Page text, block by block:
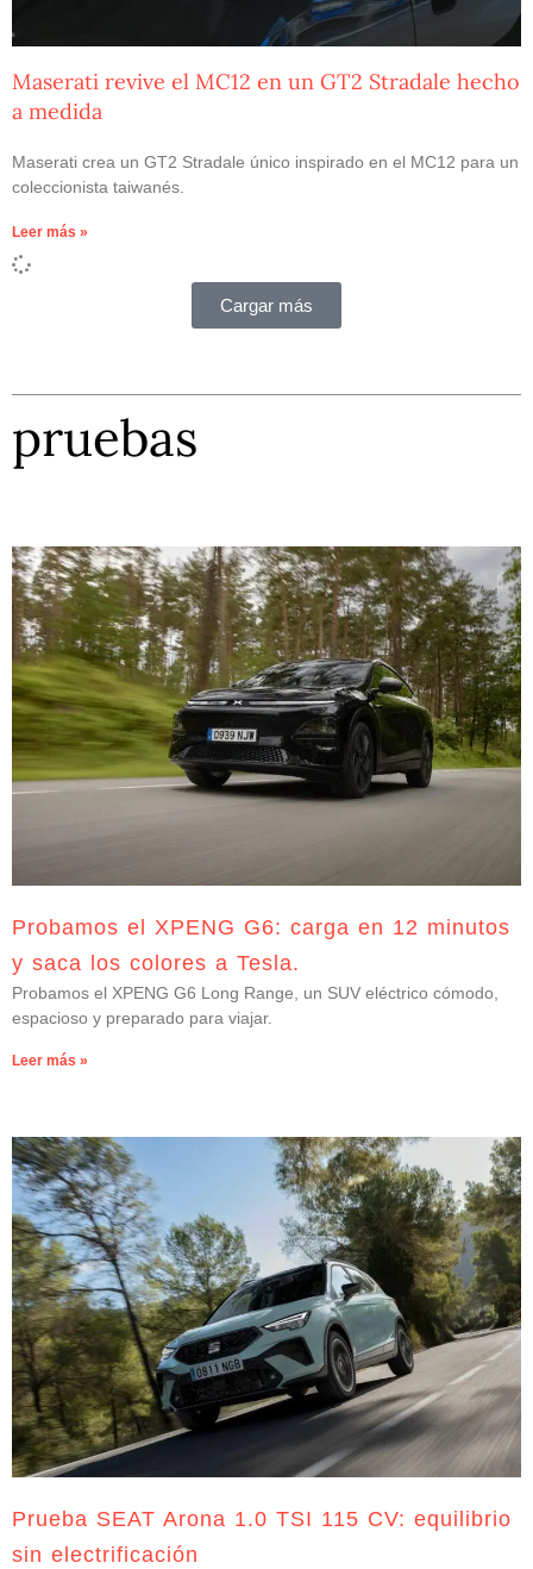
Maserati revive el MC12 en un GT2 Stradale hecho
a medida
Maserati crea un GT2 Stradale único inspirado en el MC12 para un
coleccionista taiwanés.
Leer más »
Cargar más
pruebas
Probamos el XPENG G6: carga en 12 minutos
y saca los colores a Tesla.
Probamos el XPENG G6 Long Range, un SUV eléctrico cómodo,
espacioso y preparado para viajar.
Leer más »
Prueba SEAT Arona 1.0 TSI 115 CV: equilibrio
sin electrificación